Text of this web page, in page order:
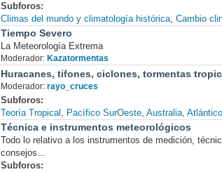
Subforos
Climas del mundo y climatología histórica Cambio
Tiempo Severo
La Meteorología Extrema
Moderador: Kazatormentas
Huracanes, tifones, ciclones, tormentas
Moderador: rayo_cruces
Subforos
Teoría Tropical
Pacífico SurOeste Australia Atlántico
Técnica e instrumentos meteorológicos
Todo lo relativo a los instrumentos de medición,
consejos...
Subforos